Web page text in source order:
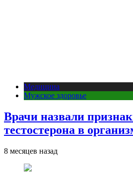
Медицина
Мужское здоровье
Врачи назвали
тестостерона в
8 месяцев назад